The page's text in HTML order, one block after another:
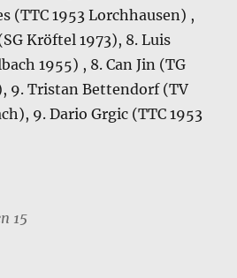
(TTC 1953 Lorchhausen) ,
Kröftel 1973), 8. Luis
1955) , 8. Can Jin (TG
9. Tristan Bettendorf (TV
9. Dario Grgic (TTC 1953
15